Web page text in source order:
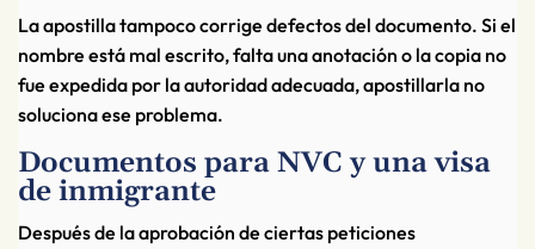
La apostilla tampoco corrige defectos del documento. Si el
nombre está mal escrito, falta una anotación o la copia no
fue expedida por la autoridad adecuada, apostillarla no
soluciona ese problema.
Documentos para NVC y una visa
de inmigrante
Después de la aprobación de ciertas peticiones